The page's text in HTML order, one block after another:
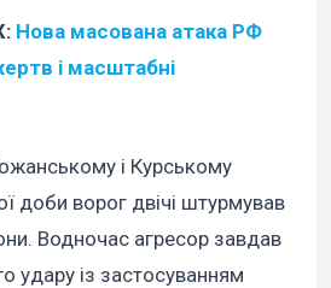
Нова масована атака РФ
і масштабні
і Курському
доби ворог двічі штурмував
Водночас агресор завдав
удару із застосуванням